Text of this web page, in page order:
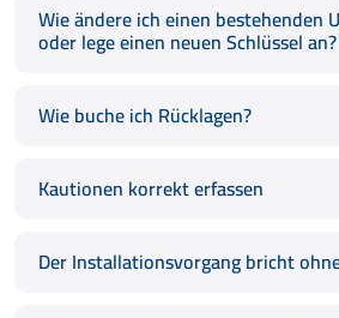
Wie ändere ich einen bestehenden
oder lege einen neuen Schlüssel an?
Wie buche ich Rücklagen?
Kautionen korrekt erfassen
Der Installationsvorgang bricht